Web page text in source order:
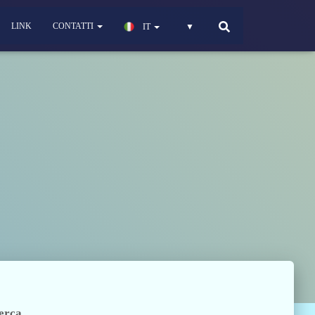
LINK CONTATTI IT ▼